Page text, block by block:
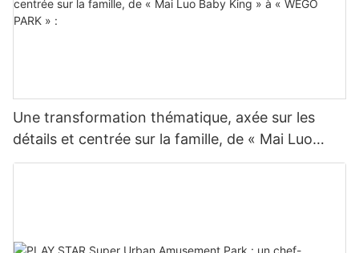
Une transformation thématique, axée sur les
détails et centrée sur la famille, de « Mai Luo
Baby King » à « WEGO PARK » :